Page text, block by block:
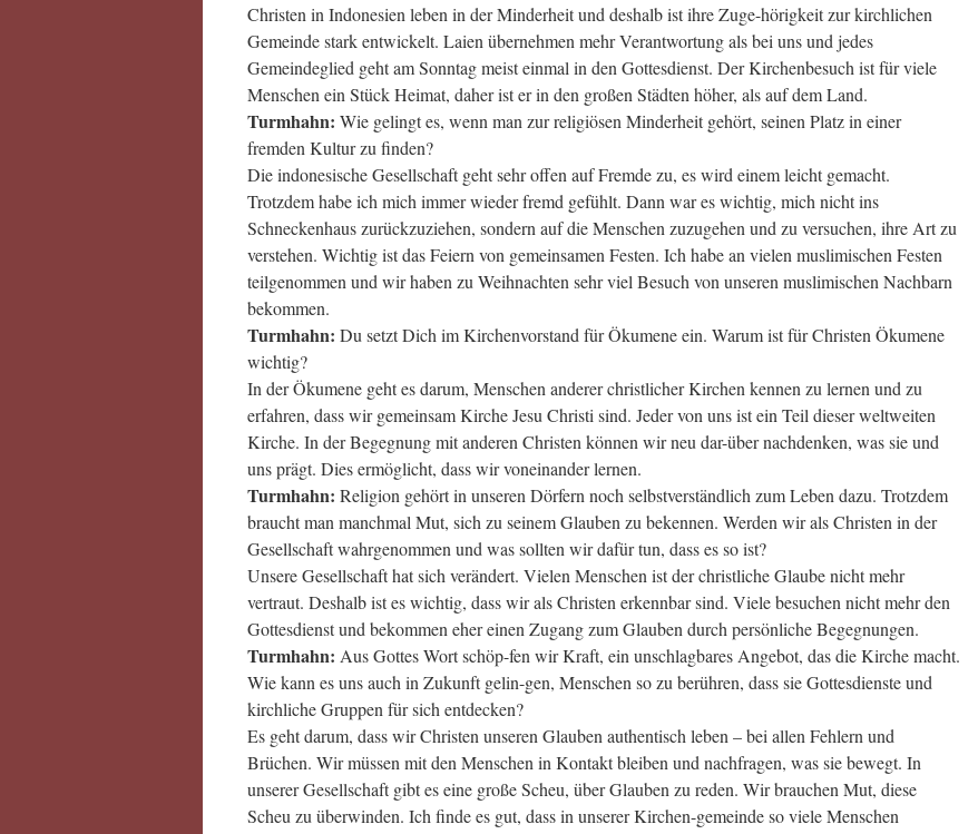
Christen in Indonesien leben in der Minderheit und deshalb ist ihre Zuge-hörigkeit zur kirchlichen
Gemeinde stark entwickelt. Laien übernehmen mehr Verantwortung als bei uns und jedes
Gemeindeglied geht am Sonntag meist einmal in den Gottesdienst. Der Kirchenbesuch ist für viele
Menschen ein Stück Heimat, daher ist er in den großen Städten höher, als auf dem Land.
Turmhahn: Wie gelingt es, wenn man zur religiösen Minderheit gehört, seinen Platz in einer
fremden Kultur zu finden?
Die indonesische Gesellschaft geht sehr offen auf Fremde zu, es wird einem leicht gemacht.
Trotzdem habe ich mich immer wieder fremd gefühlt. Dann war es wichtig, mich nicht ins
Schneckenhaus zurückzuziehen, sondern auf die Menschen zuzugehen und zu versuchen, ihre Art zu
verstehen. Wichtig ist das Feiern von gemeinsamen Festen. Ich habe an vielen muslimischen Festen
teilgenommen und wir haben zu Weihnachten sehr viel Besuch von unseren muslimischen Nachbarn
bekommen.
Turmhahn: Du setzt Dich im Kirchenvorstand für Ökumene ein. Warum ist für Christen Ökumene
wichtig?
In der Ökumene geht es darum, Menschen anderer christlicher Kirchen kennen zu lernen und zu
erfahren, dass wir gemeinsam Kirche Jesu Christi sind. Jeder von uns ist ein Teil dieser weltweiten
Kirche. In der Begegnung mit anderen Christen können wir neu dar-über nachdenken, was sie und
uns prägt. Dies ermöglicht, dass wir voneinander lernen.
Turmhahn: Religion gehört in unseren Dörfern noch selbstverständlich zum Leben dazu. Trotzdem
braucht man manchmal Mut, sich zu seinem Glauben zu bekennen. Werden wir als Christen in der
Gesellschaft wahrgenommen und was sollten wir dafür tun, dass es so ist?
Unsere Gesellschaft hat sich verändert. Vielen Menschen ist der christliche Glaube nicht mehr
vertraut. Deshalb ist es wichtig, dass wir als Christen erkennbar sind. Viele besuchen nicht mehr den
Gottesdienst und bekommen eher einen Zugang zum Glauben durch persönliche Begegnungen.
Turmhahn: Aus Gottes Wort schöp-fen wir Kraft, ein unschlagbares Angebot, das die Kirche macht.
Wie kann es uns auch in Zukunft gelin-gen, Menschen so zu berühren, dass sie Gottesdienste und
kirchliche Gruppen für sich entdecken?
Es geht darum, dass wir Christen unseren Glauben authentisch leben – bei allen Fehlern und
Brüchen. Wir müssen mit den Menschen in Kontakt bleiben und nachfragen, was sie bewegt. In
unserer Gesellschaft gibt es eine große Scheu, über Glauben zu reden. Wir brauchen Mut, diese
Scheu zu überwinden. Ich finde es gut, dass in unserer Kirchen-gemeinde so viele Menschen